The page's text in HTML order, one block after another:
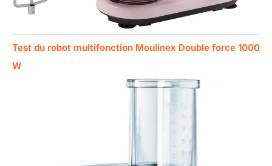
Test du robot multifonction Moulinex Double force 1000
W